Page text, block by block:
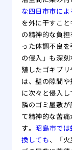
な四日市市によ
を外に干すこ
の精神的な負
った体調不良
の侵入」も深
殖したゴキブ
は、壁の隙間
に次々と侵入
隣のゴミ屋敷
て精神的な苦
す。 昭島市で
換しても、「